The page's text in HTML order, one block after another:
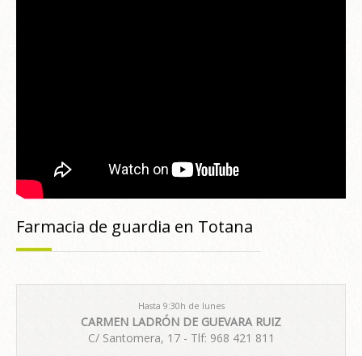
Farmacia de guardia en Totana
Hasta 9:30h de lunes
CARMEN LADRÓN DE GUEVARA RUIZ
C/ Santomera, 17 - Tlf: 968 421 811